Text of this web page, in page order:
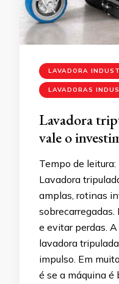
LAVADORA
LAVADORAS
Lavadora
vale o
Tempo de leitura:
Lavadora
amplas, rotinas
e evitar perdas.
lavadora
impulso. Em
é se a máquina é